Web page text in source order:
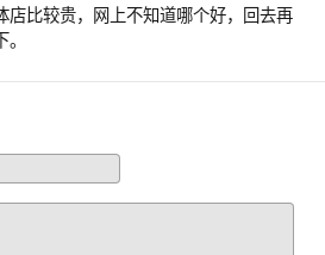
店比较贵，网上不知道哪个好，回去再